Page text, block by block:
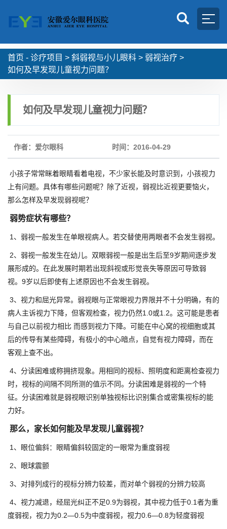
首页 - 诊疗项目 > 斜弱视与小儿眼科 > 弱视治疗 >
如何及早发现儿童视力问题？
如何及早发现儿童视力问题？
作者：爱尔眼科 时间：2016-04-29
小孩子常常眯着眼睛看着电视，不少家长能及时意识到，小孩视力
上有问题。具体有哪些问题呢？除了近视，弱视比近视更要恼火，
那么怎样及早发现弱视呢？
弱势症状有哪些？
1、弱视一般发生在单眼视病人。若交替使用两眼者不会发生弱视。
2、弱视一般发生在幼儿。双眼弱视一般是出生后至9岁期间逐步发
展形成的。在此发展时期若出现斜视或形觉丧失等原因可导致弱
视。9岁以后即使有上述原因也不会发生弱视。
3、视力和屈光异常。弱视眼与正常眼视力界限并不十分明确，有的
病人主诉视力下降，但客观检查，视力仍然1.0或1.2。这可能是患者
与自己以前视力相比 而感到视力下降。可能在中心窝的视细胞或其
后的传导有某些障碍，有极小的中心暗点，自觉有视力障碍，而在
客观上查不出。
4、分读困难或称拥挤现象。用相同的视标、照明度和距离检查视力
时，视标的间隔不同所测的值示不同。分读困难是弱视的一个特
征。分读困难就是弱视眼识别单独视标比识别集合或密集视标的能
力好。
那么，家长如何能及早发现儿童弱视？
1、眼位偏斜：眼睛偏斜较固定的一眼常为重度弱视
2、眼球震颤
3、对排列成行的视标分辨力较差，而对单个弱视的分辨力较高
4、视力减退，经屈光纠正不足0.9为弱视，其中视力低于0.1者为重
度弱视，视力为0.2—0.5为中度弱视，视力0.6—0.8为轻度弱视